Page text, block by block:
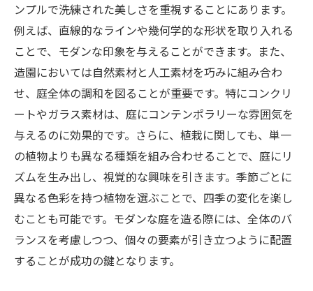
ンプルで洗練された美しさを重視することにあります。
例えば、直線的なラインや幾何学的な形状を取り入れる
ことで、モダンな印象を与えることができます。また、
造園においては自然素材と人工素材を巧みに組み合わ
せ、庭全体の調和を図ることが重要です。特にコンクリ
ートやガラス素材は、庭にコンテンポラリーな雰囲気を
与えるのに効果的です。さらに、植栽に関しても、単一
の植物よりも異なる種類を組み合わせることで、庭にリ
ズムを生み出し、視覚的な興味を引きます。季節ごとに
異なる色彩を持つ植物を選ぶことで、四季の変化を楽し
むことも可能です。モダンな庭を造る際には、全体のバ
ランスを考慮しつつ、個々の要素が引き立つように配置
することが成功の鍵となります。